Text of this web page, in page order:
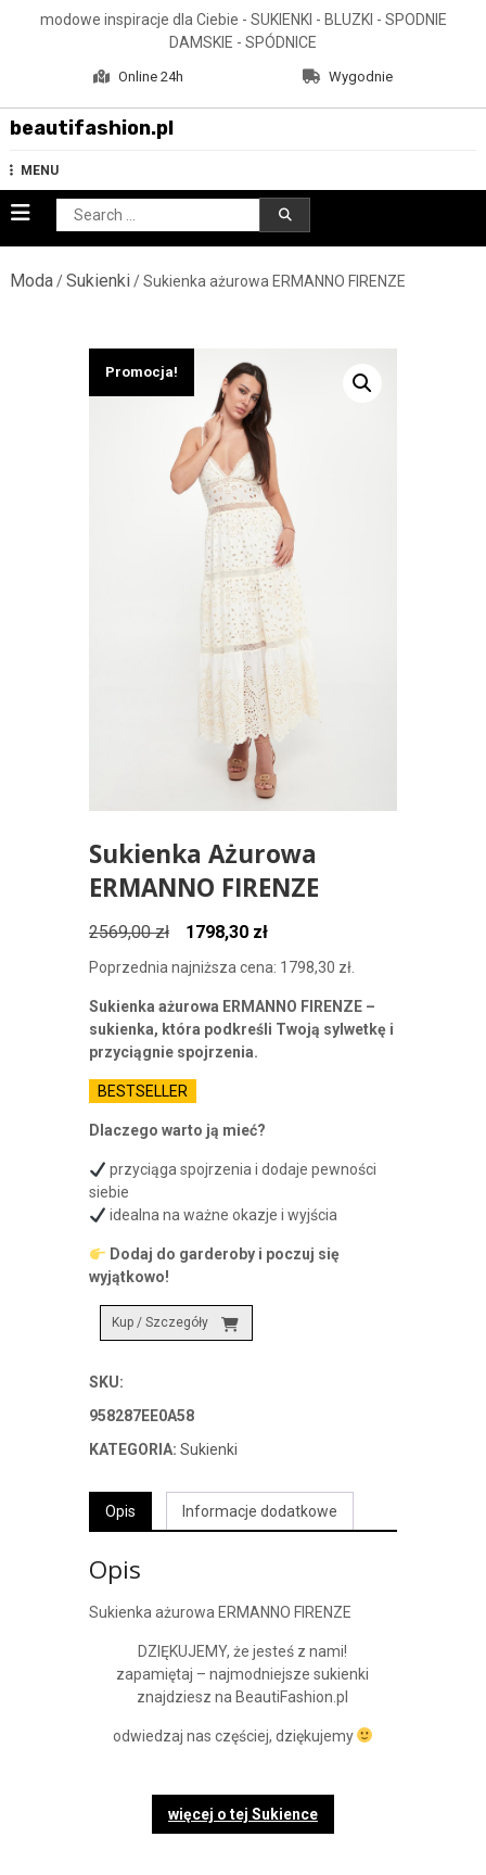
modowe inspiracje dla Ciebie - SUKIENKI - BLUZKI - SPODNIE
DAMSKIE - SPÓDNICE
Online 24h Wygodnie
beautifashion.pl
MENU
Search
for:
Moda/Sukienki/ Sukienka ażurowa ERMANNO FIRENZE
Promocja!
Sukienka Ażurowa
ERMANNO FIRENZE
2569,00zł
Pierwotna
cena
2569,00 zł.
1798,30 złAktualna
cena
1798,30 zł.
Poprzednia najniższa cena: 1798,30 zł.
Sukienka ażurowa ERMANNO FIRENZE –
sukienka, która podkreśli Twoją sylwetkę i
przyciągnie spojrzenia.
BESTSELLER
Dlaczego warto ją mieć?
przyciąga spojrzenia i dodaje pewności
siebie
idealna na ważne okazje i wyjścia
Dodaj do garderoby i poczuj się
wyjątkowo!
Kup / Szczegóły
SKU:
958287EE0A58
KATEGORIA: Sukienki
Opis Informacje dodatkowe
Opis
Sukienka ażurowa ERMANNO FIRENZE
DZIĘKUJEMY, że jesteś z nami!
zapamiętaj – najmodniejsze sukienki
znajdziesz na BeautiFashion.pl
odwiedzaj nas częściej, dziękujemy
więcej o tej Sukience